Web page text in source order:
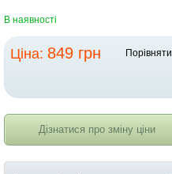
В наявності
Ціна: 849 грн Порівняти
Дізнатися про зміну ціни